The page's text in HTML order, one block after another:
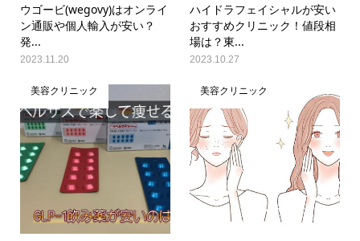
ウゴービ(wegovy)はオンライ
ン通販や個人輸入が安い？
発...
2023.11.20
ハイドラフェイシャルが安い
おすすめクリニック！値段相
場は？東...
2023.10.27
美容クリニック 美容クリニック